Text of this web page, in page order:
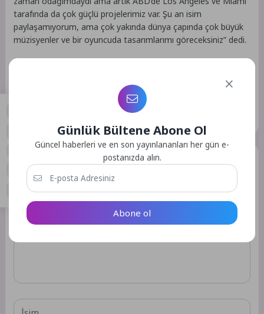
tarafında da çok güçlü projelerimiz var. Şu an isim
paylaşamıyorum, ama çok yakında dünya çapında çok büyük
müzisyenler ve bir oyuncuda tasarımlarımı göreceksiniz” dedi.
Kaynak: (BYZHA) Beyaz Haber Ajansı
E-posta adresiniz yayınlanmayacak. Gerekli alanlar*ile
işaretlenmişlerdir
Günlük Bültene Abone Ol
Güncel haberleri ve en son yayınlananları her gün e-
postanızda alın.
Abone ol